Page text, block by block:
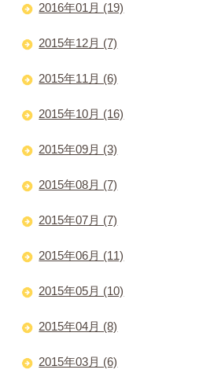
2016年01月 (19)
2015年12月 (7)
2015年11月 (6)
2015年10月 (16)
2015年09月 (3)
2015年08月 (7)
2015年07月 (7)
2015年06月 (11)
2015年05月 (10)
2015年04月 (8)
2015年03月 (6)